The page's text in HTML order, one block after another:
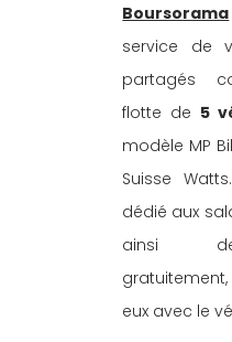
Boursorama
service de
partagés
flotte de 5
modèle MP
Suisse
dédié aux
ainsi
eux avec le